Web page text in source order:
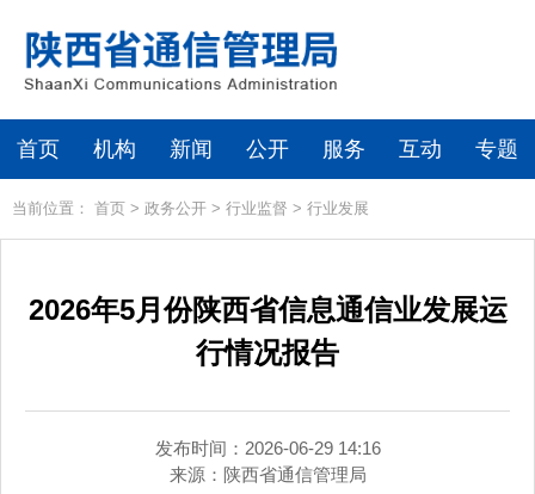
首页 机构 新闻 公开 服务 互动 专题
当前位置： 首页 > 政务公开 > 行业监督 > 行业发展
2026年5月份陕西省信息通信业发展运
行情况报告
发布时间：2026-06-29 14:16
来源： 陕西省通信管理局